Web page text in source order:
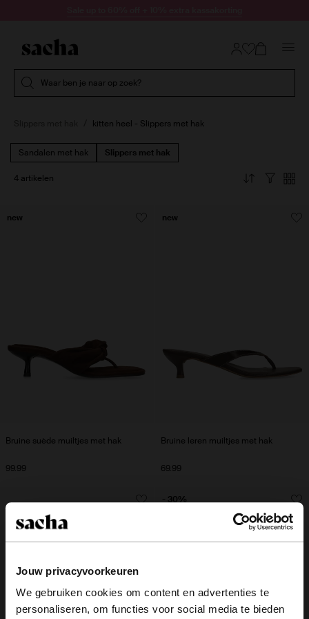
Jouw privacyvoorkeuren
We gebruiken cookies om content en advertenties te
personaliseren, om functies voor social media te bieden
Waar ben je naar op zoek?
kitten heel - Slippers met hak
Sandalen met hak Slippers met hak
4 artikelen
Bruine suède muiltjes met hak
99.99
new
Bruine leren muiltjes met hak
69.99
new
- 30%